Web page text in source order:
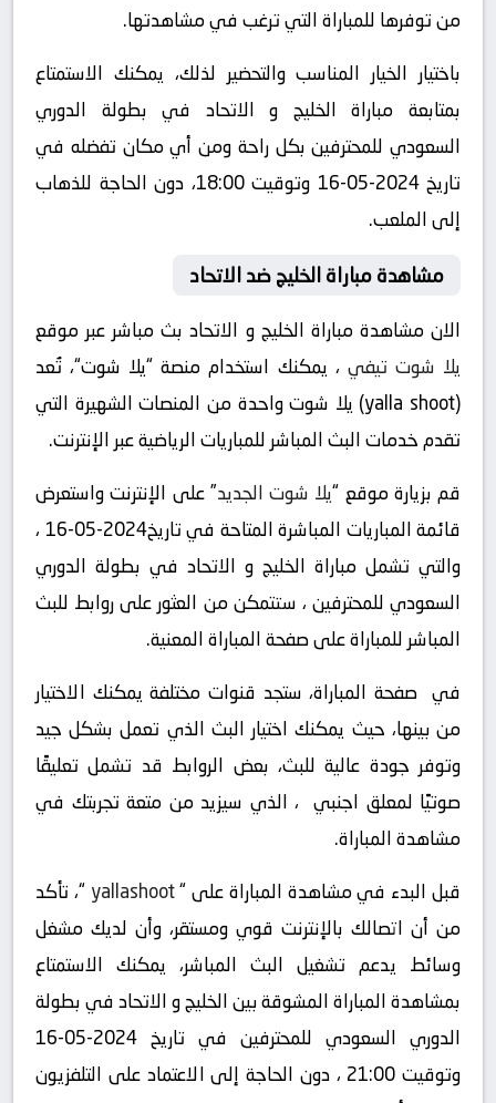
من توفرها للمباراة التي ترغب في مشاهدتها.
باختيار الخيار المناسب والتحضير لذلك، يمكنك الاستمتاع
بمتابعة مباراة الخليج و الاتحاد في بطولة الدوري
السعودي للمحترفين بكل راحة ومن أي مكان تفضله في
تاريخ 2024-05-16 وتوقيت 18:00، دون الحاجة للذهاب
إلى الملعب.
مشاهدة مباراة الخليج ضد الاتحاد
الان مشاهدة مباراة الخليج و الاتحاد بث مباشر عبر موقع
يلا شوت تيفي ، يمكنك استخدام منصة “يلا شوت“، تُعد
(yalla shoot) يلا شوت واحدة من المنصات الشهيرة التي
تقدم خدمات البث المباشر للمباريات الرياضية عبر الإنترنت.
قم بزيارة موقع “يلا شوت الجديد” على الإنترنت واستعرض
قائمة المباريات المباشرة المتاحة في تاريخ2024-05-16 ،
والتي تشمل مباراة الخليج و الاتحاد في بطولة الدوري
السعودي للمحترفين ، ستتمكن من العثور على روابط للبث
المباشر للمباراة على صفحة المباراة المعنية.
في صفحة المباراة، ستجد قنوات مختلفة يمكنك الاختيار
من بينها، حيث يمكنك اختيار البث الذي تعمل بشكل جيد
وتوفر جودة عالية للبث، بعض الروابط قد تشمل تعليقًا
صوتيًا لمعلق اجنبي ، الذي سيزيد من متعة تجربتك في
مشاهدة المباراة.
قبل البدء في مشاهدة المباراة على “yallashoot
“، تأكد
من أن اتصالك بالإنترنت قوي ومستقر، وأن لديك مشغل
وسائط يدعم تشغيل البث المباشر، يمكنك الاستمتاع
بمشاهدة المباراة المشوقة بين الخليج و الاتحاد في بطولة
الدوري السعودي للمحترفين في تاريخ 2024-05-16
وتوقيت 21:00 ، دون الحاجة إلى الاعتماد على التلفزيون